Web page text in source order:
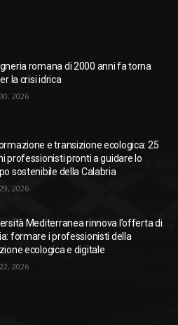
romana di 2000 anni fa torna
la crisi idrica
2026
e transizione ecologica: 25
professionisti pronti a guidare lo
sostenibile della Calabria
2026
Mediterranea rinnova l’offerta di
formare i professionisti della
ecologica e digitale
2026